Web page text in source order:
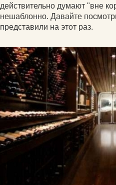
действительно думают "вне
нешаблонно. Давайте
представили на этот раз.